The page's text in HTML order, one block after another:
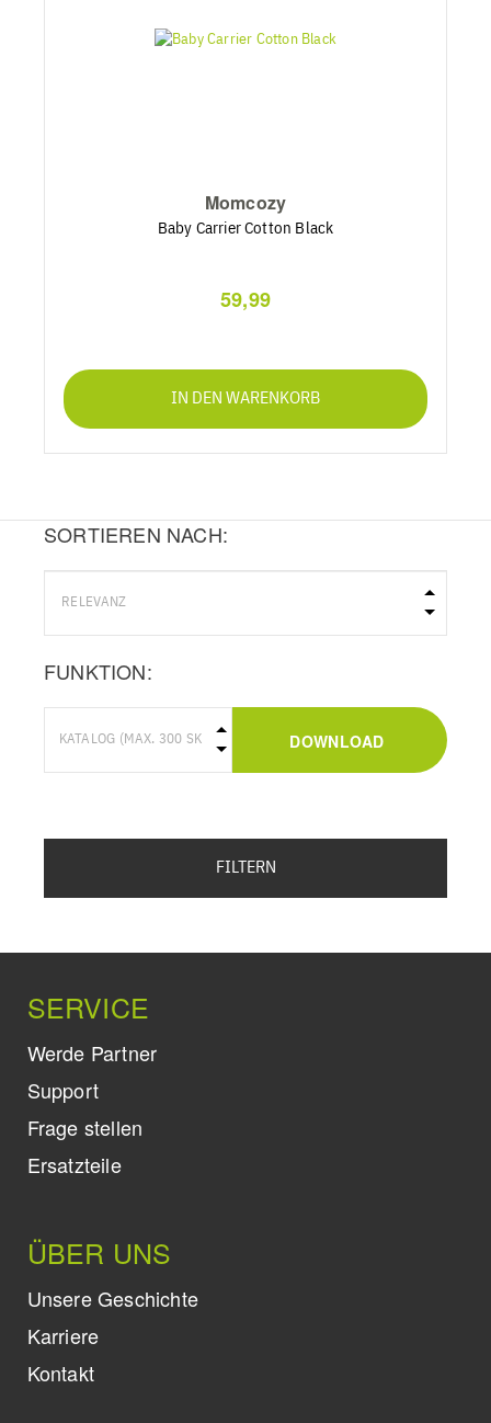
Momcozy
Baby Carrier Cotton Black
59,99
IN DEN WARENKORB
SORTIEREN NACH:
FUNKTION:
DOWNLOAD
FILTERN
SERVICE
Werde Partner
Support
Frage stellen
Ersatzteile
ÜBER UNS
Unsere Geschichte
Karriere
Kontakt